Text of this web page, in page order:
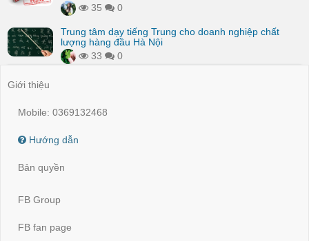
35
0
Trung tâm dạy tiếng Trung cho doanh nghiệp chất
lượng hàng đầu Hà Nội
33
0
Giới thiệu
Mobile: 0369132468
Hướng dẫn
Bản quyền
FB Group
FB fan page